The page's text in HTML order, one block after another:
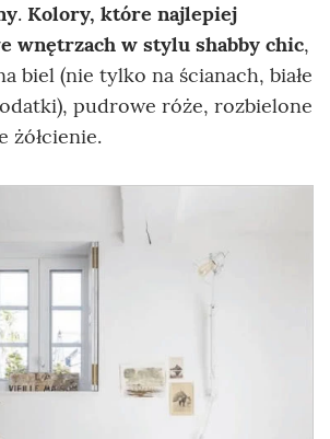
. Kolory, które najlepiej
wnętrzach w stylu shabby chic,
biel (nie tylko na ścianach, białe
pudrowe róże, rozbielone
żółcienie.